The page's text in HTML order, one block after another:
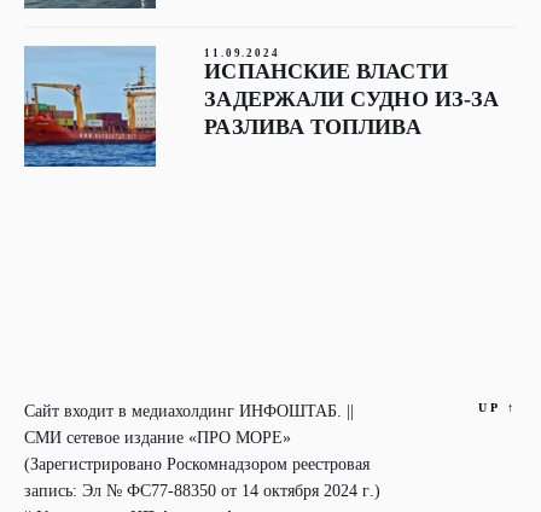
11.09.2024
ИСПАНСКИЕ ВЛАСТИ
ЗАДЕРЖАЛИ СУДНО ИЗ-ЗА
РАЗЛИВА ТОПЛИВА
Сайт входит в медиахолдинг ИНФОШТАБ. ||
СМИ сетевое издание «ПРО МОРЕ»
(Зарегистрировано Роскомнадзором реестровая
запись: Эл № ФС77-88350 от 14 октября 2024 г.)
UP ↑